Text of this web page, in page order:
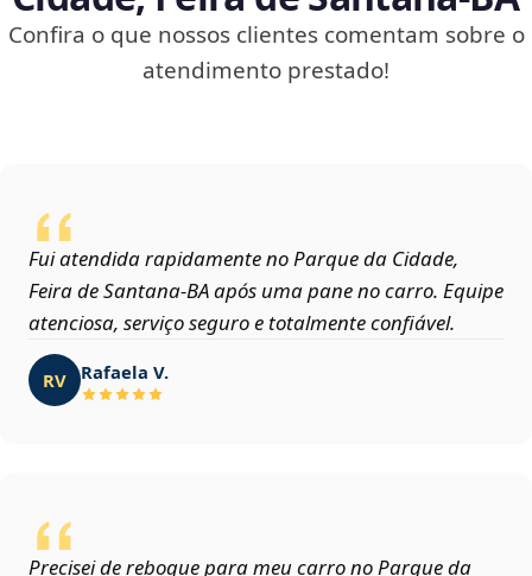
Confira o que nossos clientes comentam sobre o
atendimento prestado!
Fui atendida rapidamente no Parque da Cidade,
Feira de Santana‑BA após uma pane no carro. Equipe
atenciosa, serviço seguro e totalmente confiável.
RV Rafaela V.
Precisei de reboque para meu carro no Parque da